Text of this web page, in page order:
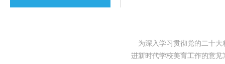
为深入学习贯彻党的二十大
进新时代学校美育工作的意